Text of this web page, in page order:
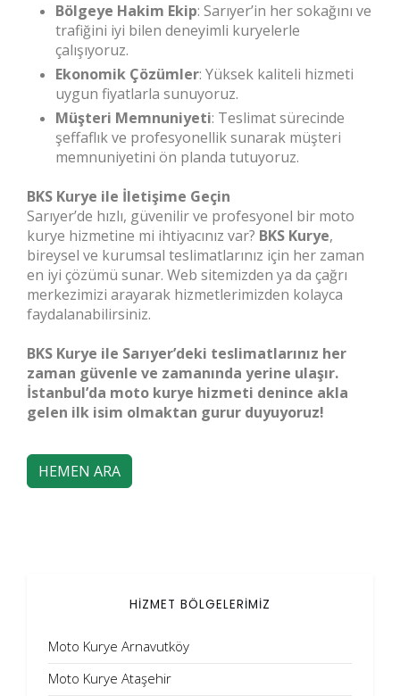
Bölgeye Hakim Ekip: Sarıyer’in her sokağını ve
trafiğini iyi bilen deneyimli kuryelerle
çalışıyoruz.
Ekonomik Çözümler: Yüksek kaliteli hizmeti
uygun fiyatlarla sunuyoruz.
Müşteri Memnuniyeti: Teslimat sürecinde
şeffaflık ve profesyonellik sunarak müşteri
memnuniyetini ön planda tutuyoruz.
BKS Kurye ile İletişime Geçin
Sarıyer’de hızlı, güvenilir ve profesyonel bir moto
kurye hizmetine mi ihtiyacınız var? BKS Kurye,
bireysel ve kurumsal teslimatlarınız için her zaman
en iyi çözümü sunar. Web sitemizden ya da çağrı
merkezimizi arayarak hizmetlerimizden kolayca
faydalanabilirsiniz.
BKS Kurye ile Sarıyer’deki teslimatlarınız her
zaman güvenle ve zamanında yerine ulaşır.
İstanbul’da moto kurye hizmeti denince akla
gelen ilk isim olmaktan gurur duyuyoruz!
HEMEN ARA
HİZMET BÖLGELERİMİZ
Moto Kurye Arnavutköy
Moto Kurye Ataşehir